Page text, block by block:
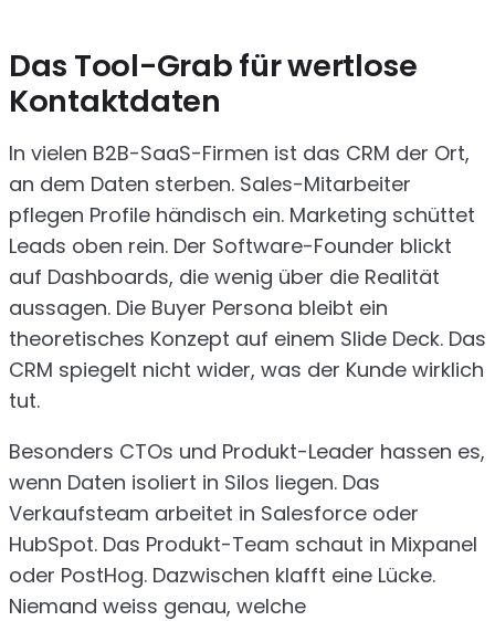
Das Tool-Grab für wertlose
Kontaktdaten
In vielen B2B-SaaS-Firmen ist das CRM der Ort,
an dem Daten sterben. Sales-Mitarbeiter
pflegen Profile händisch ein. Marketing schüttet
Leads oben rein. Der Software-Founder blickt
auf Dashboards, die wenig über die Realität
aussagen. Die Buyer Persona bleibt ein
theoretisches Konzept auf einem Slide Deck. Das
CRM spiegelt nicht wider, was der Kunde wirklich
tut.
Besonders CTOs und Produkt-Leader hassen es,
wenn Daten isoliert in Silos liegen. Das
Verkaufsteam arbeitet in Salesforce oder
HubSpot. Das Produkt-Team schaut in Mixpanel
oder PostHog. Dazwischen klafft eine Lücke.
Niemand weiss genau, welche